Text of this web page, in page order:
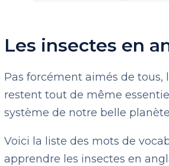
Les insectes en
Pas forcément aimés de tous,
restent tout de même
système de notre belle
Voici la liste des mots de
apprendre les insectes en